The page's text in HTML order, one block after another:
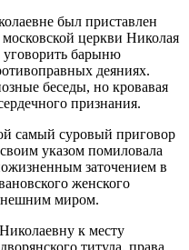
был приставлен
церкви Николая
барыню
деяниях.
беседы, но кровавая
признания.
самый суровый приговор
указом помиловала
заточением в
женского
миром.
к месту